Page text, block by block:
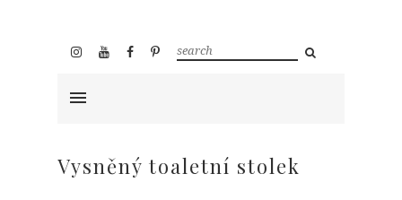
Vysněný toaletní stolek